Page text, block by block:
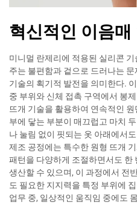
혁신적인 이음
미니멀 란제리에 적용된 실리콘
주는 불편함과 겉으로 드러나는
기술의 획기적 발전을 의미한다.
중 부위와 신체 접촉 구역에서 봉
뜨개 기술을 활용하여 연속적인
부에 닿는 부분이 매끄럽고 마치
나 눌림 없이 핏되는 옷 아래에서
제조 공정에는 특수한 원형 뜨개
패턴을 다양하게 조절하면서도 한
생산할 수 있으며, 이 과정에서 전
도 필요한 지지력을 특정 부위에
업무 중, 일상적인 움직임 중에도